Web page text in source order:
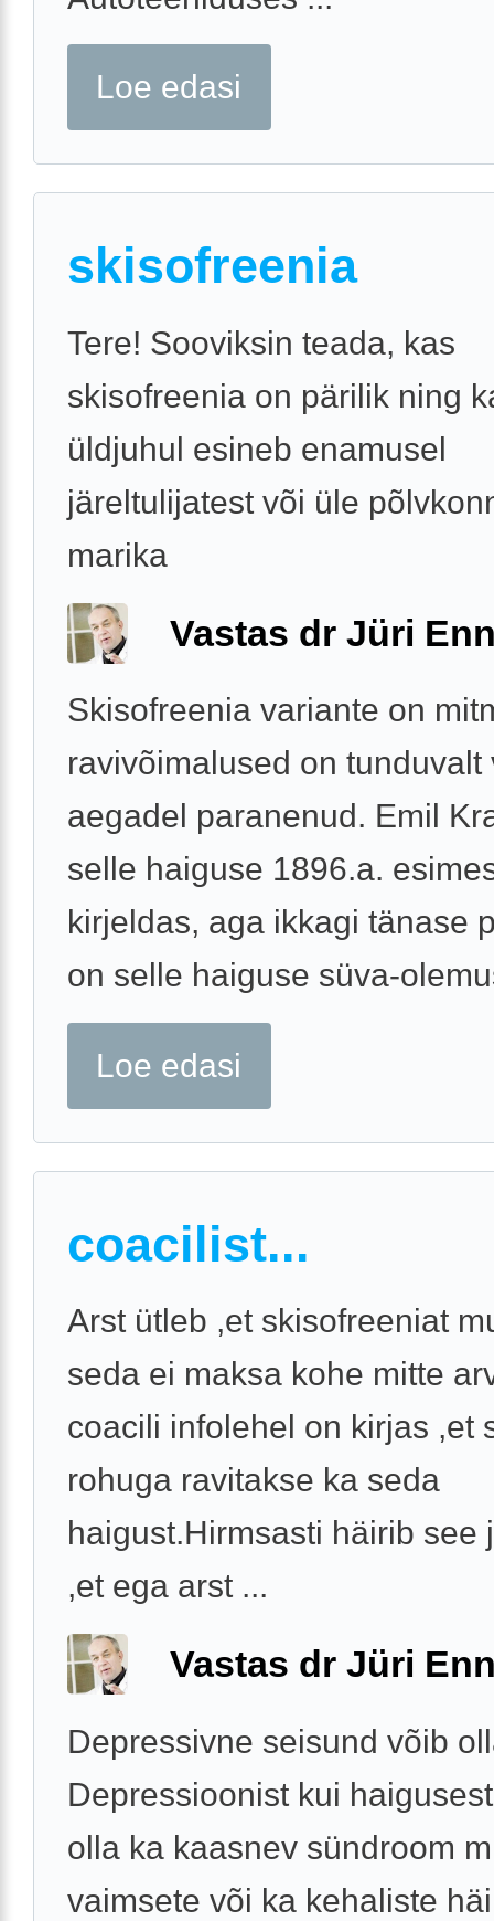
Loe edasi
skisofreenia
Tere! Sooviksin teada, kas
skisofreenia on pärilik ning
üldjuhul esineb enamusel
järeltulijatest või üle
marika
Vastas dr Jüri
Skisofreenia variante on
ravivõimalused on tunduvalt
aegadel paranenud. Emil
selle haiguse 1896.a.
kirjeldas, aga ikkagi tänase
on selle haiguse süva-
Loe edasi
coacilist...
Arst ütleb ,et skisofreeniat
seda ei maksa kohe mitte
coacili infolehel on kirjas ,et
rohuga ravitakse ka seda
haigust.Hirmsasti häirib see
,et ega arst ...
Vastas dr Jüri
Depressivne seisund võib
Depressioonist kui
olla ka kaasnev sündroom
vaimsete või ka kehaliste